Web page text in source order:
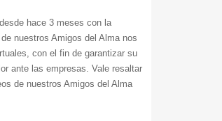
hace 3 meses con la
nuestros Amigos del Alma nos
con el fin de garantizar su
ante las empresas. Vale resaltar
de nuestros Amigos del Alma